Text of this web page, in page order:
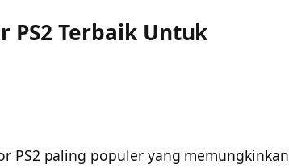
PS2 Terbaik Untuk
PS2 paling populer yang memungkinkan